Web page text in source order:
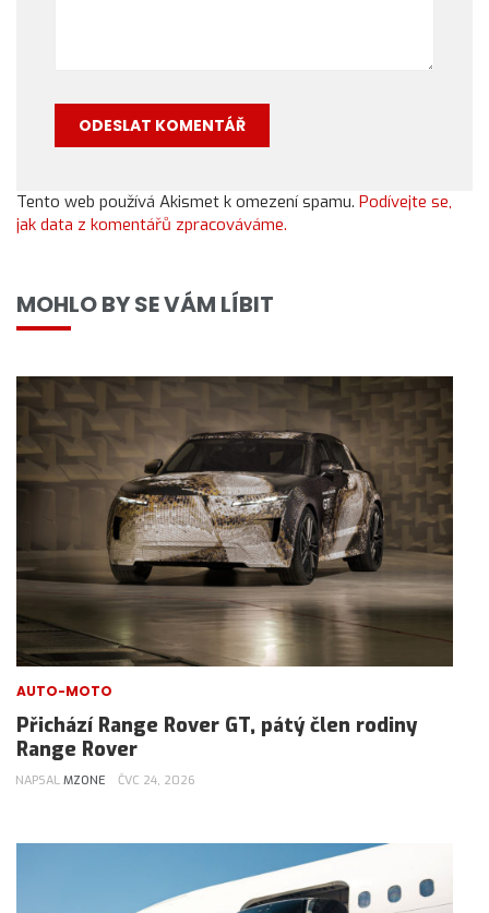
Tento web používá Akismet k omezení spamu. Podívejte se,
jak data z komentářů zpracováváme.
MOHLO BY SE VÁM LÍBIT
AUTO-MOTO
Přichází Range Rover GT, pátý člen rodiny
Range Rover
NAPSAL MZONE ČVC 24, 2026